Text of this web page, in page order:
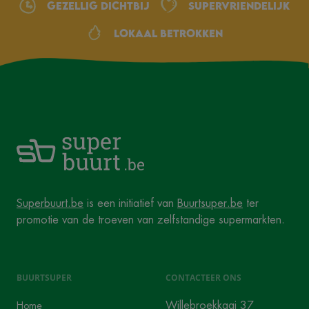
Gezellig dichtbij Supervriendelijk
Lokaal betrokken
Superbuurt.be is een initiatief van Buurtsuper.be ter
promotie van de troeven van zelfstandige supermarkten.
BUURTSUPER
Home
CONTACTEER ONS
Willebroekkaai 37